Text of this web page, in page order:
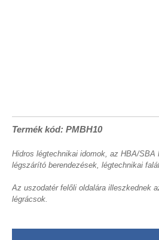
Termék kód: PMBH10
Hidros légtechnikai idomok, az HBA/SBA
légszárító berendezések, légtechnikai
Az uszodatér felőli oldalára illeszkednek
légrácsok.